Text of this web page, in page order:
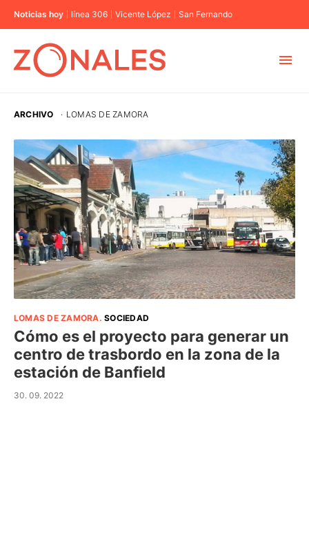
Noticias hoy línea 306 Vicente López San Fernando
CABA
BUENOS AIRES
PROVINCIAS
ELECCIONES 2023
ARCHIVO · LOMAS DE ZAMORA
LOMAS DE ZAMORA.SOCIEDAD
Cómo es el proyecto para generar un
centro de trasbordo en la zona de la
estación de Banfield
30. 09. 2022